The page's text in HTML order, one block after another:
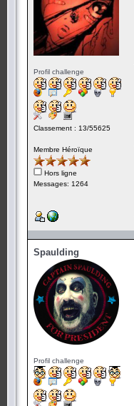
Profil challenge
Classement : 13/55625
Membre Héroïque
Hors ligne
Messages: 1264
Spaulding
Profil challenge